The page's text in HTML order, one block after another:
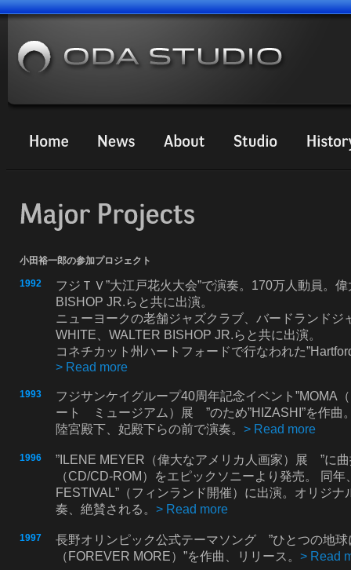
小田裕一郎の参加プロジェクト
1992
フジＴＶ”大江戸花火大会”で演奏。170万人動員。
BISHOP JR.らと共に出演。
ニューヨークの老舗ジャズクラブ、バードランドジ
WHITE、WALTER BISHOP JR.らと共に出演。
コネチカット州ハートフォードで行なわれた
> Read more
1993
フジサンケイグループ40周年記念イベント”MOMA
ート ミュージアム）展 ”のため”HIZASHI”を作曲
陸宮殿下、妃殿下らの前で演奏。 > Read more
1996
”ILENE MEYER（偉大なアメリカ人画家）展 ”に
（CD/CD-ROM）をエピックソニーより発売。 同年
FESTIVAL”（フィンランド開催）に出演。オリジ
奏、絶賛される。 > Read more
1997
長野オリンピック公式テーマソング ”ひとつの地球
（FOREVER MORE）”を作曲、リリース。 > Read